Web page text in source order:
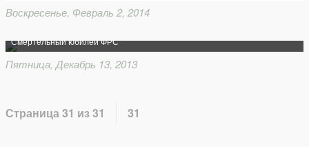
Воскресенье, Февраль 2, 2014
Смертельный юбилей ФРС
Пятница, Декабрь 13, 2013
Страница 31 из 31 31